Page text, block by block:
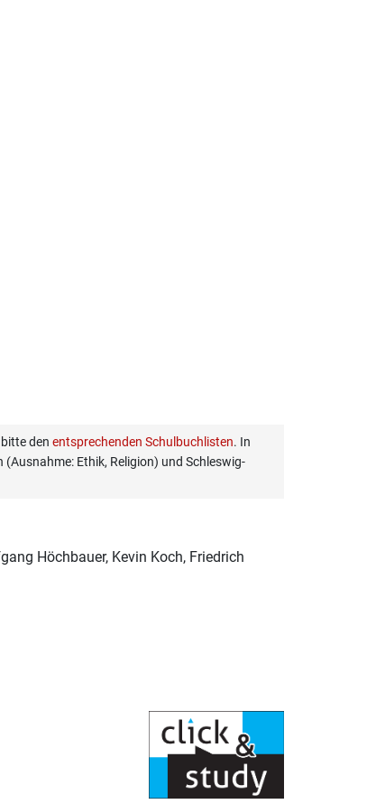
den entsprechenden Schulbuchlisten. In
Ethik, Religion) und Schleswig-
Höchbauer, Kevin Koch, Friedrich